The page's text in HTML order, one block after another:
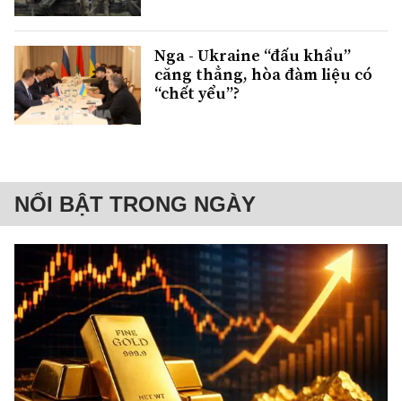
Nga - Ukraine “đấu khẩu”
căng thẳng, hòa đàm liệu có
“chết yểu”?
NỔI BẬT TRONG NGÀY